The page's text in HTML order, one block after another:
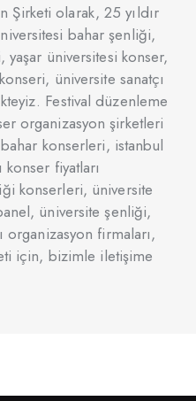
Şirketi olarak, 25 yıldır
bahar şenliği,
üniversitesi konser,
üniversite sanatçı
Festival düzenleme
organizasyon şirketleri
konserleri, istanbul
fiyatları
konserleri, üniversite
üniversite şenliği,
organizasyon firmaları,
için, bizimle iletişime